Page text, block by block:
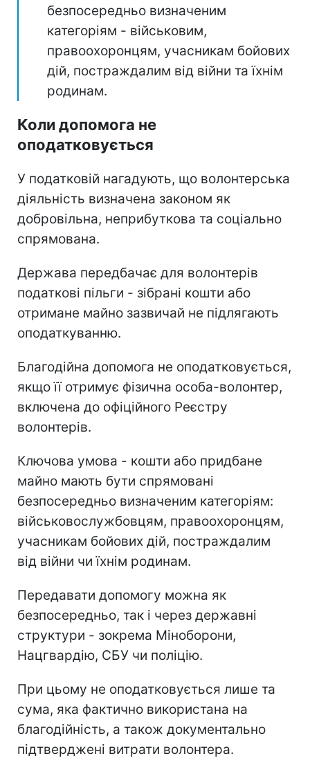
безпосередньо визначеним
категоріям - військовим,
правоохоронцям, учасникам бойових
дій, постраждалим від війни та їхнім
родинам.
Коли допомога не
оподатковується
У податковій нагадують, що волонтерська
діяльність визначена законом як
добровільна, неприбуткова та соціально
спрямована.
Держава передбачає для волонтерів
податкові пільги - зібрані кошти або
отримане майно зазвичай не підлягають
оподаткуванню.
Благодійна допомога не оподатковується,
якщо її отримує фізична особа-волонтер,
включена до офіційного Реєстру
волонтерів.
Ключова умова - кошти або придбане
майно мають бути спрямовані
безпосередньо визначеним категоріям:
військовослужбовцям, правоохоронцям,
учасникам бойових дій, постраждалим
від війни чи їхнім родинам.
Передавати допомогу можна як
безпосередньо, так і через державні
структури - зокрема Міноборони,
Нацгвардію, СБУ чи поліцію.
При цьому не оподатковується лише та
сума, яка фактично використана на
благодійність, а також документально
підтверджені витрати волонтера.